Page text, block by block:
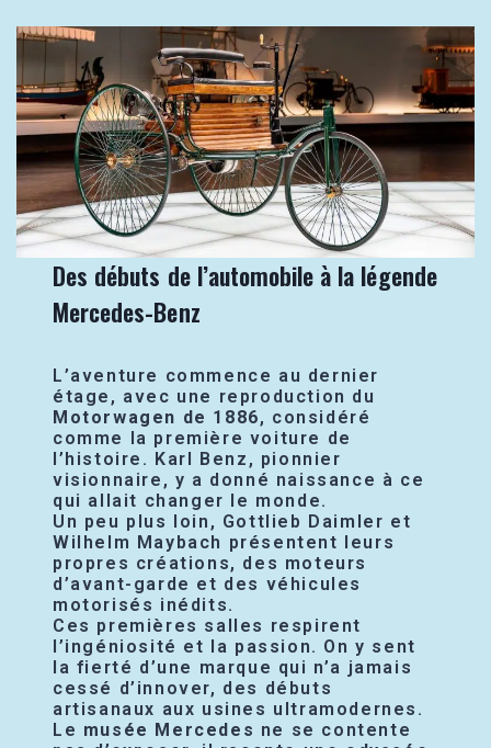
Des débuts de l’automobile à la légende
Mercedes-Benz
L’aventure commence au dernier
étage, avec une reproduction du
Motorwagen de 1886, considéré
comme la première voiture de
l’histoire. Karl Benz, pionnier
visionnaire, y a donné naissance à ce
qui allait changer le monde.
Un peu plus loin, Gottlieb Daimler et
Wilhelm Maybach présentent leurs
propres créations, des moteurs
d’avant-garde et des véhicules
motorisés inédits.
Ces premières salles respirent
l’ingéniosité et la passion. On y sent
la fierté d’une marque qui n’a jamais
cessé d’innover, des débuts
artisanaux aux usines ultramodernes.
Le musée Mercedes ne se contente